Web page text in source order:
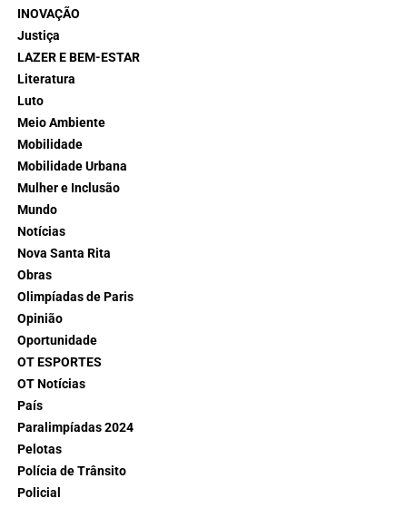
INOVAÇÃO
Justiça
LAZER E BEM-ESTAR
Literatura
Luto
Meio Ambiente
Mobilidade
Mobilidade Urbana
Mulher e Inclusão
Mundo
Notícias
Nova Santa Rita
Obras
Olimpíadas de Paris
Opinião
Oportunidade
OT ESPORTES
OT Notícias
País
Paralimpíadas 2024
Pelotas
Polícia de Trânsito
Policial